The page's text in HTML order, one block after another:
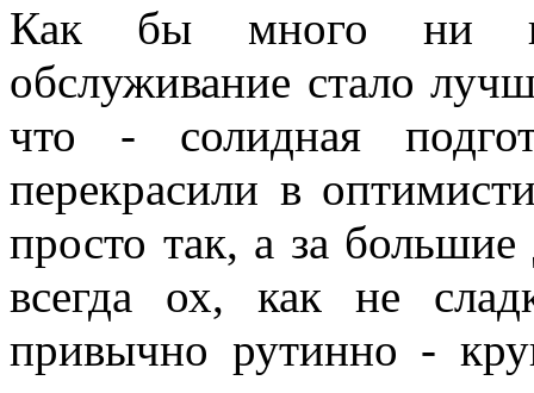
Как бы много ни
обслуживание стало
что - солидная
перекрасили в
просто так, а за
всегда ох, как не
привычно рутинно -